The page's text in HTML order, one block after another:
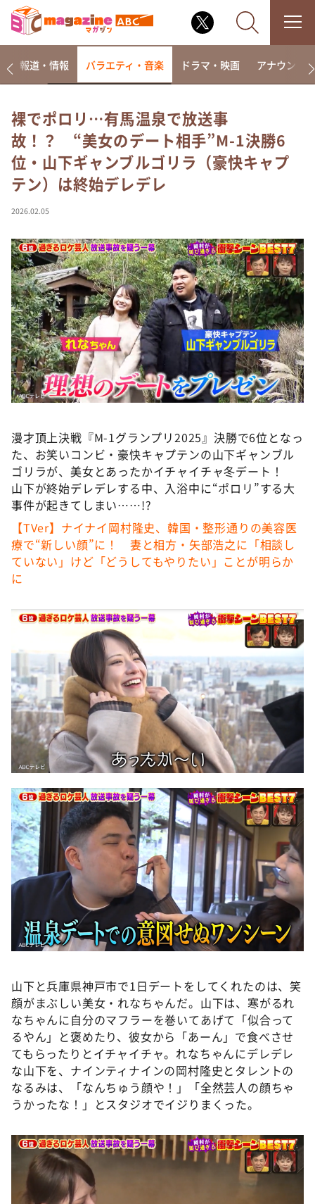
なるみ・岡村の過ぎるTV
相席食堂
これ余談なんですけど・・・
～人生密着トークバラエティ！～ やすとものいたっ
て真剣です
探偵！ナイトスクープ
news おかえり
河合＆A.B.C-Z塚田×福井アナ「なんでやねん！？」
（news おかえり）
DAIGOも台所 ～きょうの献立 何にする？～
本日はダイアンなり！シーズン２
朝だ！生です旅サラダ
教えて！ニュースライブ 正義のミカタ
新婚さんいらっしゃい！
ポツンと一軒家
ザキ山小屋本館
ぺこぱのまるスポ
アナ回覧板
報道・情報 バラエティ・音楽 ドラマ・映画 アナウンサー
裸でポロリ…有馬温泉で放送事
故！？ “美女のデート相手”M-1決勝6
位・山下ギャンブルゴリラ（豪快キャプ
テン）は終始デレデレ
2026.02.05
漫才頂上決戦『M-1グランプリ2025』決勝で6位となっ
た、お笑いコンビ・豪快キャプテンの山下ギャンブル
ゴリラが、美女とあったかイチャイチャ冬デート！
山下が終始デレデレする中、入浴中に“ポロリ”する大
事件が起きてしまい……!?
【TVer】ナイナイ岡村隆史、韓国・整形通りの美容医
療で“新しい顔”に！ 妻と相方・矢部浩之に「相談し
ていない」けど「どうしてもやりたい」ことが明らか
に
山下と兵庫県神戸市で1日デートをしてくれたのは、笑
顔がまぶしい美女・れなちゃんだ。山下は、寒がるれ
なちゃんに自分のマフラーを巻いてあげて「似合って
るやん」と褒めたり、彼女から「あーん」で食べさせ
てもらったりとイチャイチャ。れなちゃんにデレデレ
な山下を、ナインティナインの岡村隆史とタレントの
なるみは、「なんちゅう顔や！」「全然芸人の顔ちゃ
うかったな！」とスタジオでイジりまくった。